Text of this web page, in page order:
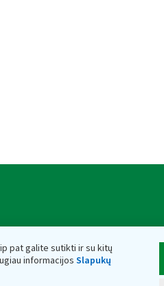
pat galite sutikti ir su kitų
informacijos Slapukų